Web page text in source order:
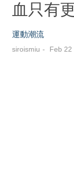
血只有
運動潮流
siroismiu Feb 22